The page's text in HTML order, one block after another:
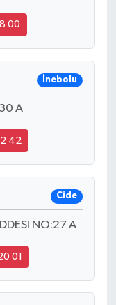
00
İnebolu
A
42
Cide
NO:27 A
01